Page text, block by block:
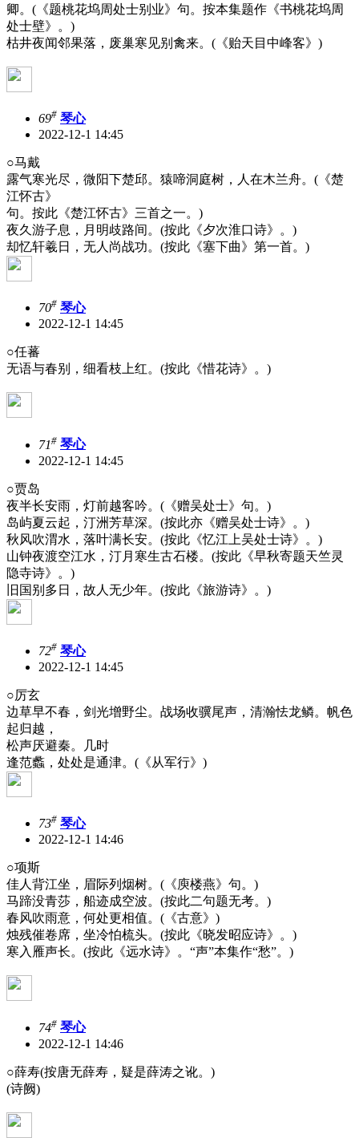
卿。(《题桃花坞周处士别业》句。按本集题作《书桃花坞周
处士壁》。)
枯井夜闻邻果落，废巢寒见别禽来。(《贻天目中峰客》)
69# 琴心
2022-12-1 14:45
○马戴
露气寒光尽，微阳下楚邱。猿啼洞庭树，人在木兰舟。(《楚
江怀古》
句。按此《楚江怀古》三首之一。)
夜久游子息，月明歧路间。(按此《夕次淮口诗》。)
却忆轩羲日，无人尚战功。(按此《塞下曲》第一首。)
70# 琴心
2022-12-1 14:45
○任蕃
无语与春别，细看枝上红。(按此《惜花诗》。)
71# 琴心
2022-12-1 14:45
○贾岛
夜半长安雨，灯前越客吟。(《赠吴处士》句。)
岛屿夏云起，汀洲芳草深。(按此亦《赠吴处士诗》。)
秋风吹渭水，落叶满长安。(按此《忆江上吴处士诗》。)
山钟夜渡空江水，汀月寒生古石楼。(按此《早秋寄题天竺灵
隐寺诗》。)
旧国别多日，故人无少年。(按此《旅游诗》。)
72# 琴心
2022-12-1 14:45
○厉玄
边草早不春，剑光增野尘。战场收骥尾声，清瀚怯龙鳞。帆色
起归越，
松声厌避秦。几时
逢范蠡，处处是通津。(《从军行》)
73# 琴心
2022-12-1 14:46
○项斯
佳人背江坐，眉际列烟树。(《庾楼燕》句。)
马蹄没青莎，船迹成空波。(按此二句题无考。)
春风吹雨意，何处更相值。(《古意》)
烛残催卷席，坐冷怕梳头。(按此《晓发昭应诗》。)
寒入雁声长。(按此《远水诗》。“声”本集作“愁”。)
74# 琴心
2022-12-1 14:46
○薛寿(按唐无薛寿，疑是薛涛之讹。)
(诗阙)